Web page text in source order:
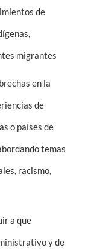
de
migrantes
en la
de
o países de
temas
racismo,
a que
y de